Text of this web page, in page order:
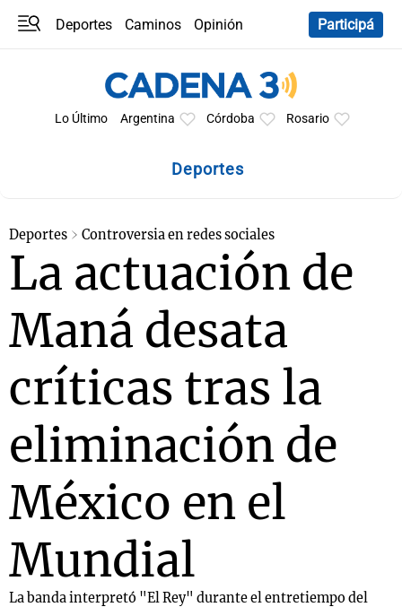
Deportes Caminos
Opinión
Participá
Lo Último Argentina Córdoba Rosario
Deportes
Deportes Controversia en redes sociales
La actuación de
Maná desata
críticas tras la
eliminación de
México en el
Mundial
La banda interpretó "El Rey" durante el entretiempo del